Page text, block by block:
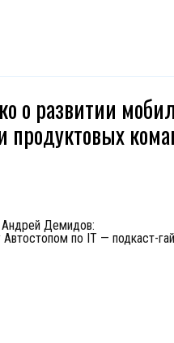
о развитии
продуктовых
Демидов:
по IT — подкаст-